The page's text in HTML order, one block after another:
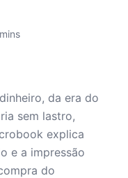
mins
da era do
sem lastro,
explica
e a impressão
do